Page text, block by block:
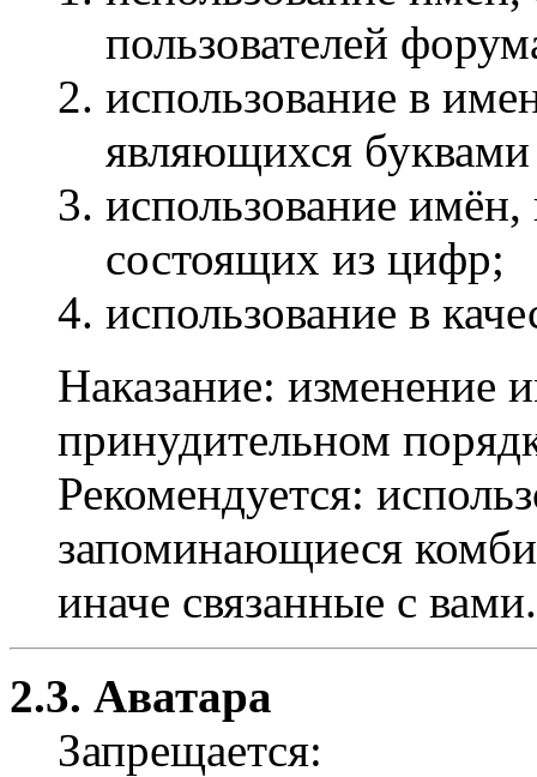
пользователей
использование в
являющихся
использование
состоящих из цифр;
использование в
Наказание: изменение
принудительном
Рекомендуется:
запоминающиеся
иначе связанные с вами.
2.3. Аватара
Запрещается: